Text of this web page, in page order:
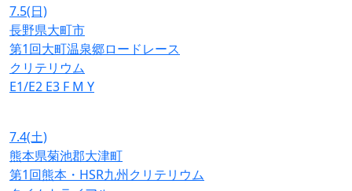
7.5(日)
長野県大町市
第1回大町温泉郷ロードレース
クリテリウム
E1/E2 E3 F M Y
7.4(土)
熊本県菊池郡大津町
第1回熊本・HSR九州クリテリウム